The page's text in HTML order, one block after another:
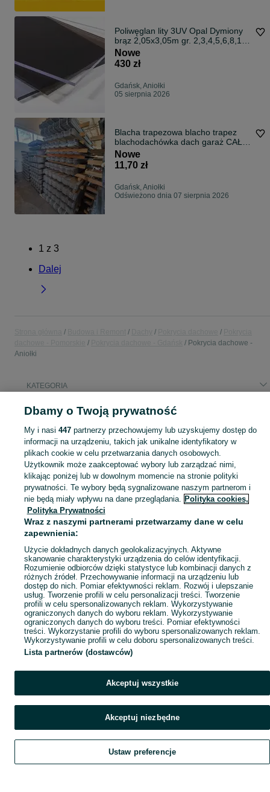
Poliwęglan lity 3UV Opal Dymiony
brąz 2,05x3,05m gr. 2,3,4,5,6,8,10
mm
Nowe
430 zł
Gdańsk, Aniołki
05 sierpnia 2026
Blacha trapezowa blacho trapez
blachodachówka dach garaż CAŁA
POLSKA
Nowe
11,70 zł
Gdańsk, Aniołki
Odświeżono dnia 07 sierpnia 2026
1 z 3
Dalej
Pokrycia dachowe -
Aniołki
KATEGORIA
Popularne wyszukiwania
blacha trapezowa
Sprzedaż pokryć dachowych Gdańsk ▶️ Szeroki wybór produktów ✅ Nowe i używane w atrakcyjnych cenach ✌ Sprawdź oferty i kupuj tanio na OLX.pl! Zobacz
Mapa kategorii
Mapa miejscowości
Mapa ministron
Szukaj Obserwujesz Dodaj Czat Konto
Dbamy o Twoją prywatność
My i nasi 447partnerzy przechowujemy lub uzyskujemy dostęp do
informacji na urządzeniu, takich jak unikalne identyfikatory w
plikach cookie w celu przetwarzania danych osobowych.
Użytkownik może zaakceptować wybory lub zarządzać nimi,
klikając poniżej lub w dowolnym momencie na stronie polityki
prywatności. Te wybory będą sygnalizowane naszym partnerom i
nie będą miały wpływu na dane przeglądania. Polityka cookies,
Polityka Prywatności
Wraz z naszymi partnerami przetwarzamy dane w celu
zapewnienia:
Użycie dokładnych danych geolokalizacyjnych. Aktywne
skanowanie charakterystyki urządzenia do celów identyfikacji.
Rozumienie odbiorców dzięki statystyce lub kombinacji danych z
różnych źródeł. Przechowywanie informacji na urządzeniu lub
dostęp do nich. Pomiar efektywności reklam. Rozwój i ulepszanie
usług. Tworzenie profili w celu personalizacji treści. Tworzenie
profili w celu spersonalizowanych reklam. Wykorzystywanie
ograniczonych danych do wyboru reklam. Wykorzystywanie
ograniczonych danych do wyboru treści. Pomiar efektywności
treści. Wykorzystanie profili do wyboru spersonalizowanych reklam.
Wykorzystywanie profili w celu doboru spersonalizowanych treści.
Lista partnerów (dostawców)
Akceptuj wszystkie
Akceptuj niezbędne
Ustaw preferencje